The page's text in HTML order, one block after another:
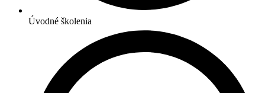
Úvodné školenia